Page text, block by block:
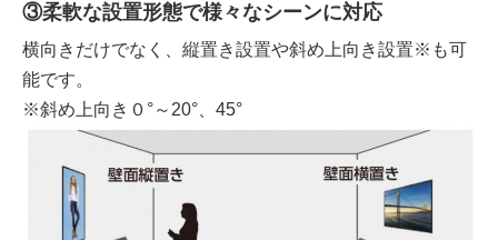
③柔軟な設置形態で様々なシーンに対応
横向きだけでなく、縦置き設置や斜め上向き設置※も可
能です。
※斜め上向き０°～20°、45°